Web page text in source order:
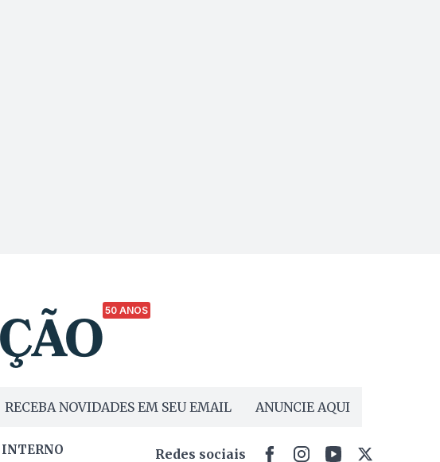
50 ANOS
RECEBA NOVIDADES EM SEU EMAIL ANUNCIE AQUI
INTERNO Redes sociais